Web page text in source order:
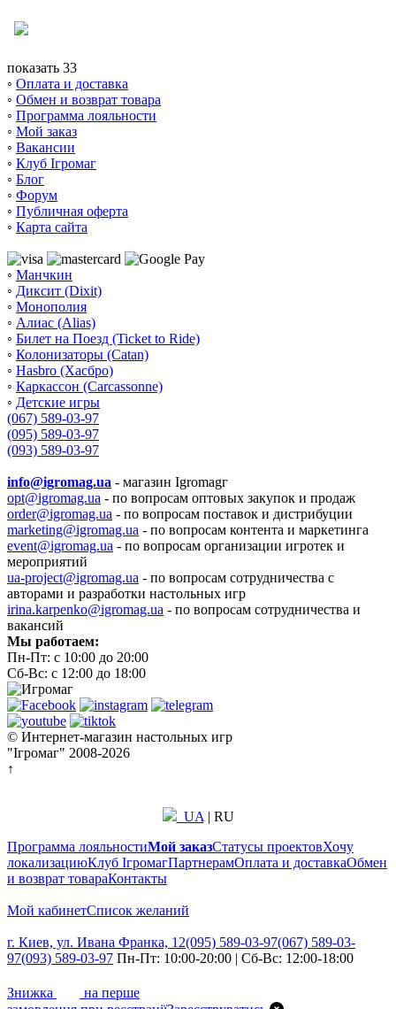
показать 33
◦ Оплата и доставка
◦ Обмен и возврат товара
◦ Программа лояльности
◦ Мой заказ
◦ Вакансии
◦ Клуб Ігромаг
◦ Блог
◦ Форум
◦ Публичная оферта
◦ Карта сайта
◦ Манчкин
◦ Диксит (Dixit)
◦ Монополия
◦ Алиас (Alias)
◦ Билет на Поезд (Ticket to Ride)
◦ Колонизаторы (Catan)
◦ Hasbro (Хасбро)
◦ Каркассон (Carcassonne)
◦ Детские игры
(067) 589-03-97
(095) 589-03-97
(093) 589-03-97
info@igromag.ua - магазин Igromagг
opt@igromag.ua - по вопросам оптовых закупок и продаж
order@igromag.ua - по вопросам поставок и дистрибуции
marketing@igromag.ua - по вопросам контента и маркетинга
event@igromag.ua - по вопросам организации игротек и
мероприятий
ua-project@igromag.ua - по вопросам сотрудничества с
авторами и разработки настольных игр
irina.karpenko@igromag.ua - по вопросам сотрудничества и
вакансий
Мы работаем:
Пн-Пт: с 10:00 до 20:00
Сб-Вс: с 12:00 до 18:00
© Интернет-магазин настольных игр
"Ігромаг" 2008-2026
↑
UA | RU
Программа лояльностиМой заказСтатусы проектовХочу
локализациюКлуб ІгромагПартнерамОплата и доставкаОбмен
и возврат товараКонтакты
Мой кабинетСписок желаний
г. Киев, ул. Ивана Франка, 12(095) 589-03-97(067) 589-03-
97(093) 589-03-97 Пн-Пт: 10:00-20:00 | Сб-Вс: 12:00-18:00
Знижка
на перше